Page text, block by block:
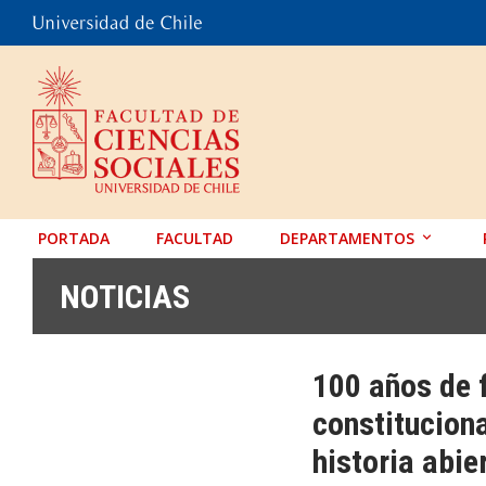
PORTADA FACULTAD
DEPARTAMENTOS
SOCIOLOGÍA
TRABAJO SOCIAL
NOTICIAS
100 años
historia